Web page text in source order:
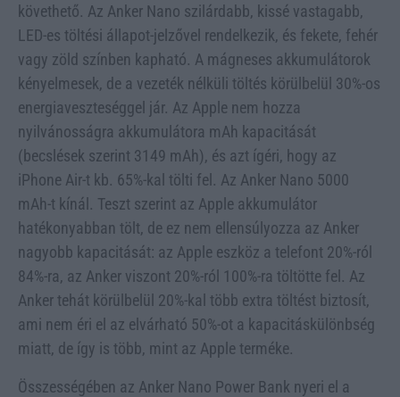
követhető. Az Anker Nano szilárdabb, kissé vastagabb,
LED-es töltési állapot-jelzővel rendelkezik, és fekete, fehér
vagy zöld színben kapható. A mágneses akkumulátorok
kényelmesek, de a vezeték nélküli töltés körülbelül 30%-os
energiaveszteséggel jár. Az Apple nem hozza
nyilvánosságra akkumulátora mAh kapacitását
(becslések szerint 3149 mAh), és azt ígéri, hogy az
iPhone Air-t kb. 65%-kal tölti fel. Az Anker Nano 5000
mAh-t kínál. Teszt szerint az Apple akkumulátor
hatékonyabban tölt, de ez nem ellensúlyozza az Anker
nagyobb kapacitását: az Apple eszköz a telefont 20%-ról
84%-ra, az Anker viszont 20%-ról 100%-ra töltötte fel. Az
Anker tehát körülbelül 20%-kal több extra töltést biztosít,
ami nem éri el az elvárható 50%-ot a kapacitáskülönbség
miatt, de így is több, mint az Apple terméke.
Összességében az Anker Nano Power Bank nyeri el a